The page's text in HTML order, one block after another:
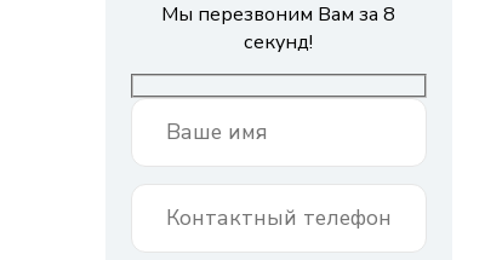
Мы перезвоним Вам за 8
секунд!